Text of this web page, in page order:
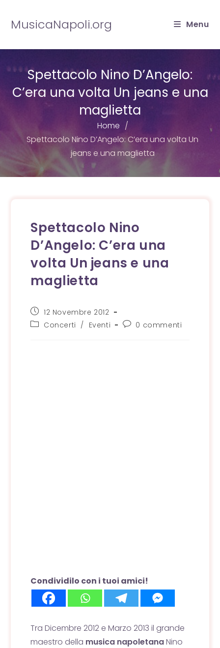
contenuto
MusicaNapoli.org Menu
Spettacolo Nino D’Angelo:
C’era una volta Un jeans e una
maglietta
Home
Spettacolo Nino D’Angelo: C’era una volta Un
jeans e una maglietta
Spettacolo Nino
D’Angelo: C’era una
volta Un jeans e una
maglietta
Articolo
pubblicato:
12 Novembre 2012
Categoria
Concerti / Eventi
Commenti
0 commenti
Condividilo con i tuoi amici!
Tra Dicembre 2012 e Marzo 2013 il grande
maestro della musica napoletanaNino